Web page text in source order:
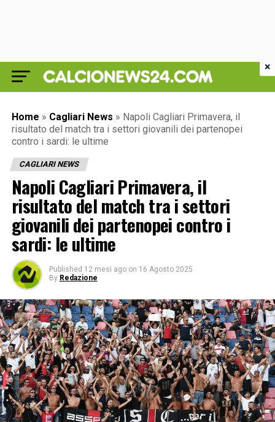
Home » Cagliari News » Napoli Cagliari Primavera, il
risultato del match tra i settori giovanili dei partenopei
contro i sardi: le ultime
CAGLIARI NEWS
Napoli Cagliari Primavera, il
risultato del match tra i settori
giovanili dei partenopei contro i
sardi: le ultime
Published 12 mesi ago on 16 Agosto 2025
By Redazione
×